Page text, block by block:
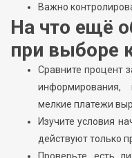
Важно
На что ещё
при выборе
Сравните процент
информирования,
мелкие платежи
Изучите условия
действуют только
Проверьте, есть